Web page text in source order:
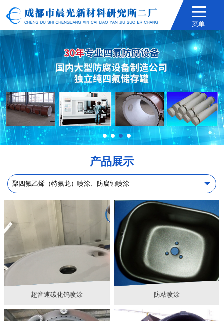
菜单
1234
产品展示
超音速碳化钨喷涂 防粘喷涂